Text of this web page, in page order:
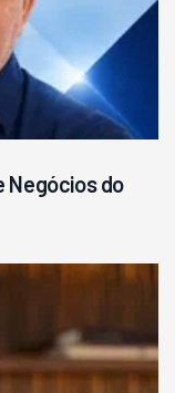
Negócios do